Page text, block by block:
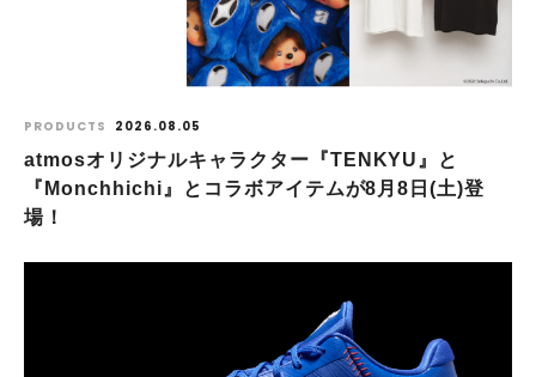
PRODUCTS 2026.08.05
atmosオリジナルキャラクター『TENKYU』と
『Monchhichi』とコラボアイテムが8月8日(土)登
場！